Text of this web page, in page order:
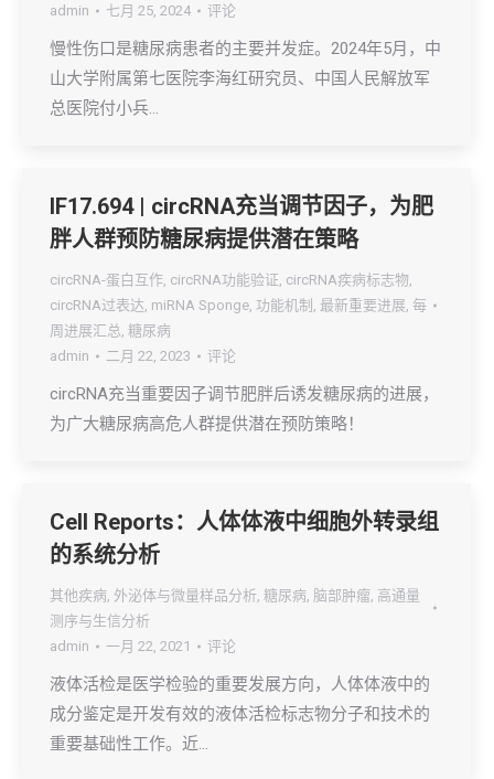
admin
七月 25, 2024 评论
慢性伤口是糖尿病患者的主要并发症。2024年5月，中
山大学附属第七医院李海红研究员、中国人民解放军
总医院付小兵…
IF17.694 | circRNA充当调节因子，为肥
胖人群预防糖尿病提供潜在策略
circRNA-蛋白互作, circRNA功能验证, circRNA疾病标志物,
circRNA过表达, miRNA Sponge, 功能机制 , 最新重要进展, 每
周进展汇总, 糖尿病
admin
二月 22, 2023 评论
circRNA充当重要因子调节肥胖后诱发糖尿病的进展，
为广大糖尿病高危人群提供潜在预防策略！
Cell Reports：人体体液中细胞外转录组
的系统分析
其他疾病, 外泌体与微量样品分析, 糖尿病, 脑部肿瘤, 高通量
测序与生信分析
admin
一月 22, 2021 评论
液体活检是医学检验的重要发展方向，人体体液中的
成分鉴定是开发有效的液体活检标志物分子和技术的
重要基础性工作。近…